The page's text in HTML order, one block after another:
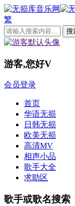
繁
游客,您好V
会员登录
首页
华语无损
日韩无损
欧美无损
高清MV
相声小品
歌手大全
求助区
歌手或歌名搜索